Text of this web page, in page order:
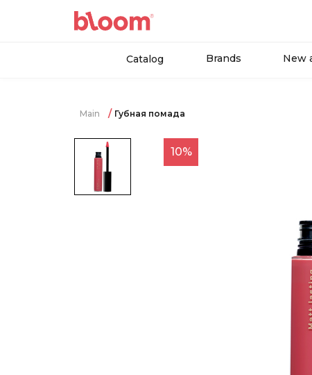
Catalog Brands New
Main Губная помада
10%